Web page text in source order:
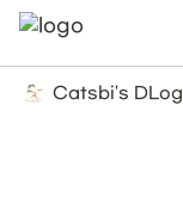
Catsbi's DLog